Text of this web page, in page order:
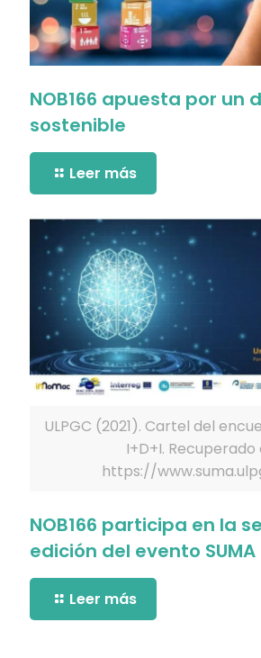
NOB166 apuesta por un
sostenible
Leer más
ULPGC (2021). Cartel del
I+D+I. Recuperado
https://
NOB166 participa en la
edición del evento SUMA
Leer más